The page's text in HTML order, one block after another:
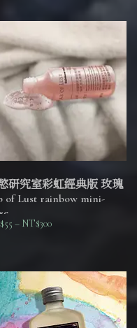
研究室彩虹經典版 玫瑰
of Lust rainbow mini-
55 – NT$300